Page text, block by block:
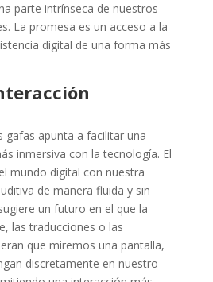
parte intrínseca de nuestros
La promesa es un acceso a la
digital de una forma más
gafas apunta a facilitar una
inmersiva con la tecnología. El
mundo digital con nuestra
de manera fluida y sin
un futuro en el que la
las traducciones o las
que miremos una pantalla,
discretamente en nuestro